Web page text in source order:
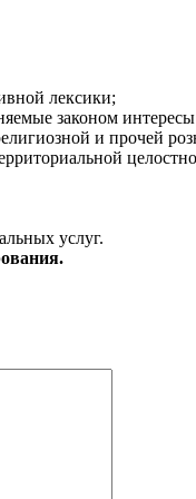
лексики;
законом
и прочей
услуг.